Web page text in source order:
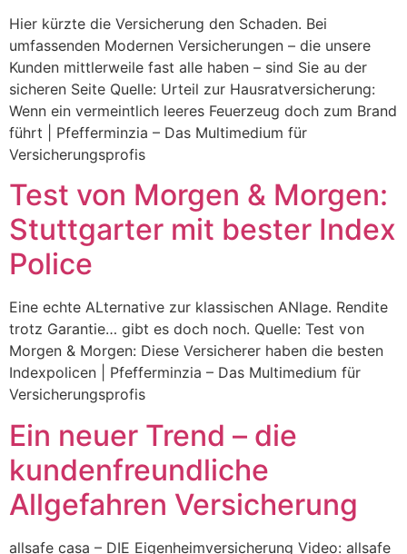
Hier kürzte die Versicherung den Schaden. Bei
umfassenden Modernen Versicherungen – die unsere
Kunden mittlerweile fast alle haben – sind Sie au der
sicheren Seite Quelle: Urteil zur Hausratversicherung:
Wenn ein vermeintlich leeres Feuerzeug doch zum Brand
führt | Pfefferminzia – Das Multimedium für
Versicherungsprofis
Test von Morgen & Morgen:
Stuttgarter mit bester Index
Police
Eine echte ALternative zur klassischen ANlage. Rendite
trotz Garantie… gibt es doch noch. Quelle: Test von
Morgen & Morgen: Diese Versicherer haben die besten
Indexpolicen | Pfefferminzia – Das Multimedium für
Versicherungsprofis
Ein neuer Trend – die
kundenfreundliche
Allgefahren Versicherung
allsafe casa – DIE Eigenheimversicherung Video: allsafe